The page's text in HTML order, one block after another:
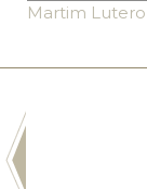
Martim Lutero